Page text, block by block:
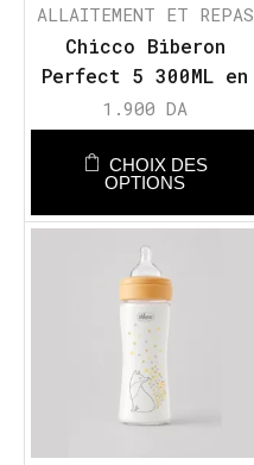
ALLAITEMENT ET REPAS
Chicco Biberon
Perfect 5 300ML en
Plastique – FLUX
RAPIDE
1.900DA
CHOIX DES
OPTIONS